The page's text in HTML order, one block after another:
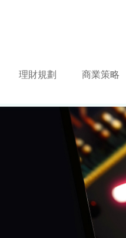
理財規劃 商業策略